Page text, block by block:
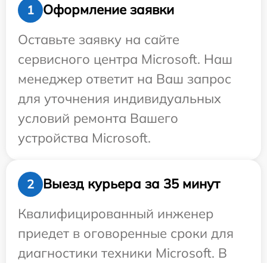
1
Оформление заявки
Оставьте заявку на сайте
сервисного центра Microsoft. Наш
менеджер ответит на Ваш запрос
для уточнения индивидуальных
условий ремонта Вашего
устройства Microsoft.
2
Выезд курьера за 35 минут
Квалифицированный инженер
приедет в оговоренные сроки для
диагностики техники Microsoft. В